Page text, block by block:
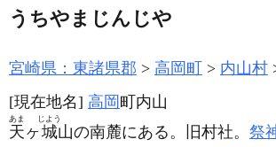
うちやまじんじや
宮崎県：東諸県郡 高岡町 内山村
[現在地名] 高岡 町内山
天
あま
ヶ城
じよう
山の南麓にある。旧村社。 祭